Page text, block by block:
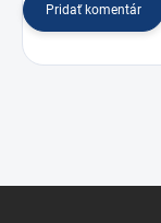
Pridať komentár